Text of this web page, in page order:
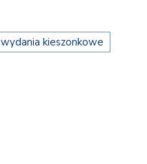
wydania kieszonkowe